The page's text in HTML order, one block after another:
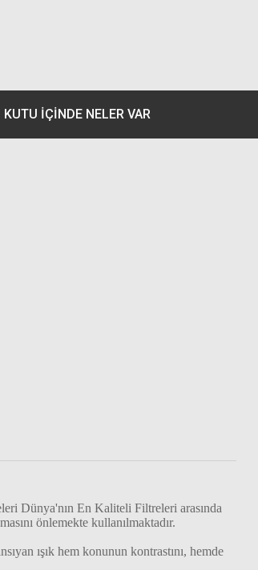
KUTU İÇİNDE NELER VAR
Dünya'nın En Kaliteli Filtreleri arasında
önlemekte kullanılmaktadır.
ışık hem konunun kontrastını, hemde